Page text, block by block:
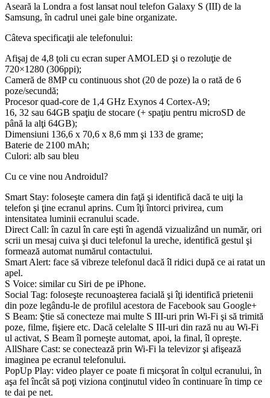
Aseară la Londra a fost lansat noul telefon Galaxy S (III) de la
Samsung, în cadrul unei gale bine organizate.
Câteva specificaţii ale telefonului:
Afişaj de 4,8 ţoli cu ecran super AMOLED şi o rezoluţie de
720×1280 (306ppi);
Cameră de 8MP cu continuous shot (20 de poze) la o rată de 6
poze/secundă;
Procesor quad-core de 1,4 GHz Exynos 4 Cortex-A9;
16, 32 sau 64GB spaţiu de stocare (+ spaţiu pentru microSD de
până la alţi 64GB);
Dimensiuni 136,6 x 70,6 x 8,6 mm şi 133 de grame;
Baterie de 2100 mAh;
Culori: alb sau bleu
Cu ce vine nou Androidul?
Smart Stay: foloseşte camera din faţă şi identifică dacă te uiţi la
telefon şi ţine ecranul aprins. Cum îţi întorci privirea, cum
intensitatea luminii ecranului scade.
Direct Call: în cazul în care eşti în agendă vizualizând un număr, ori
scrii un mesaj cuiva şi duci telefonul la ureche, identifică gestul şi
formează automat numărul contactului.
Smart Alert: face să vibreze telefonul dacă îl ridici după ce ai ratat un
apel.
S Voice: similar cu Siri de pe iPhone.
Social Tag: foloseşte recunoaşterea facială şi îţi identifică prietenii
din poze legându-le de profilul acestora de Facebook sau Google+
S Beam: Ştie să conecteze mai multe S III-uri prin Wi-Fi şi să trimită
poze, filme, fişiere etc. Dacă celelalte S III-uri din rază nu au Wi-Fi
ul activat, S Beam îl porneşte automat, apoi, la final, îl opreşte.
AllShare Cast: se conectează prin Wi-Fi la televizor şi afişează
imaginea pe ecranul telefonului.
PopUp Play: video player ce poate fi micşorat în colţul ecranului, în
aşa fel încât să poţi viziona conţinutul video în continuare în timp ce
te dai pe net.